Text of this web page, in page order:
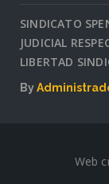
SINDICATO
JUDICIAL
LIBERTAD
By
Web